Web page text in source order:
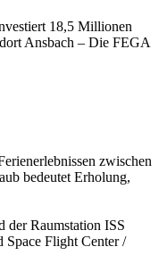
18,5 Millionen
Ansbach – Die FEGA
zwischen
bedeutet Erholung,
der Raumstation ISS
Space Flight Center /